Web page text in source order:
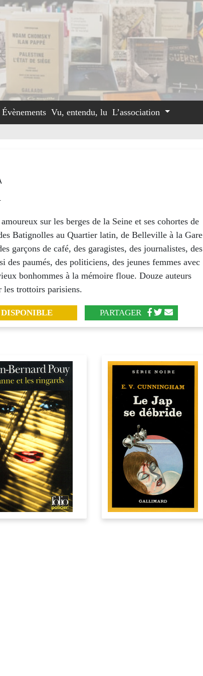
Évènements Vu, entendu, lu L’association
sur les berges de la Seine et ses cohortes de
Batignolles au Quartier latin, de Belleville à la Gare
garçons de café, des garagistes, des journalistes, des
des paumés, des politiciens, des jeunes femmes avec
bonhommes à la mémoire floue. Douze auteurs
les trottoirs parisiens.
DISPONIBLE PARTAGER